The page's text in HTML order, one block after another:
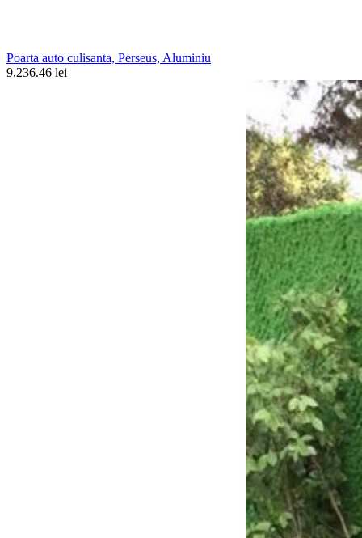
Poarta auto culisanta, Perseus, Aluminiu
9,236.46 lei